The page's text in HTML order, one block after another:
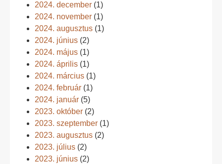
2024. december (1)
2024. november (1)
2024. augusztus (1)
2024. június (2)
2024. május (1)
2024. április (1)
2024. március (1)
2024. február (1)
2024. január (5)
2023. október (2)
2023. szeptember (1)
2023. augusztus (2)
2023. július (2)
2023. június (2)